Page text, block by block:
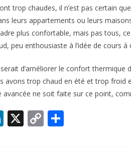
trop chaudes, il n’est pas certain
leurs appartements ou leurs
plus confortable, mais pas tous,
peu enthousiaste à l’idée de cours à
d’améliorer le confort thermique
avons trop chaud en été et trop froid
avancée ne soit faite sur ce point,
Li X C